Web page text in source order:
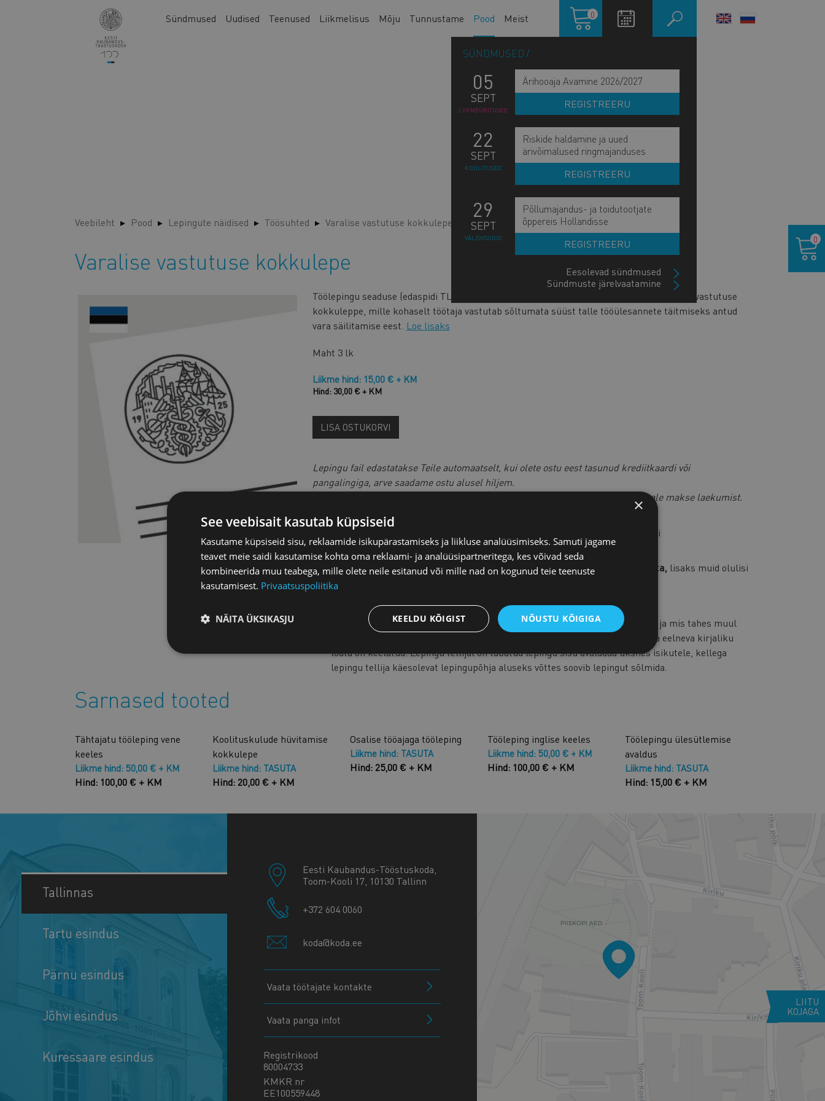
Main
Sündmused Uudised Teenused Liikmelisus Mõju Tunnustame Pood Meist
Ostukorv
0
SÜNDMUSED
05
SEPT
LIIKMEÜRITUSED
Ärihooaja Avamine 2026/2027
REGISTREERU
22
SEPT
KOOLITUSED
Riskide haldamine ja uued
ärivõimalused ringmajanduses
REGISTREERU
29
SEPT
VÄLISVISIIDID
Põllumajandus- ja toidutootjate
õppereis Hollandisse
REGISTREERU
Eesolevad sündmused
Sündmuste järelvaatamine
LANGUAGE
Veebileht Pood Lepingute näidised Töösuhted Varalise vastutuse kokkulepe
Varalise vastutuse kokkulepe
Töölepingu seaduse (edaspidi TLS) § 75 kohaselt võib tööandja sõlmida töötajaga varalise vastutuse
kokkuleppe, mille kohaselt töötaja vastutab sõltumata süüst talle tööülesannete täitmiseks antud
vara säilitamise eest. Loe lisaks
Maht 3 lk
Liikme hind: 15,00 € + KM
Hind: 30,00 € + KM
LISA OSTUKORVI
Lepingu fail edastatakse Teile automaatselt, kui olete ostu eest tasunud krediitkaardi või
pangalingiga, arve saadame ostu alusel hiljem.
siis saadame faili peale makse laekumist.
Kui soovid teha lepingus muudatusi, siis võta ühendust meie juristiga e-posti
aadressiljuristid@koda.ee
Kaubanduskoja liikmetele on aastas 1 tund juriidilist konsultatsiooni tasuta, lisaks muid olulisi
eeliseid.
Mida lepingu sõlmimisel silmas pidada?
Loe lähemalt
Tellitud lepingute ning selles sisalduva teabe reprodutseerimine, levitamine ja mis tahes muul
viisil kolmandatele isikutele üle andmine ilma Eesti Kaubandus-Tööstuskoja eelneva kirjaliku
loata on keelatud. Lepingu tellijal on lubatud lepingu sisu avaldada üksnes isikutele, kellega
lepingu tellija käesolevat lepingupõhja aluseks võttes soovib lepingut sõlmida.
Sarnased tooted
Tähtajatu tööleping vene
keeles
Liikme hind: 50,00 € + KM
Hind: 100,00 € + KM
Koolituskulude hüvitamise
kokkulepe
Liikme hind: TASUTA
Hind: 20,00 € + KM
Osalise tööajaga tööleping
Liikme hind: TASUTA
Hind: 25,00 € + KM
Tööleping inglise keeles
Liikme hind: 50,00 € + KM
Hind: 100,00 € + KM
Töölepingu ülesütlemise
avaldus
Liikme hind: TASUTA
Hind: 15,00 € + KM
0
Tallinnas
Tartu esindus
Pärnu esindus
Jõhvi esindus
Kuressaare esindus
Eesti Kaubandus-Tööstuskoda,
Toom-Kooli 17, 10130 Tallinn
+372 604 0060
koda@koda.ee
Vaata töötajate kontakte
Vaata panga infot
Registrikood
80004733
KMKR nr
EE100559448
LIITU
KOJAGA
×
See veebisait kasutab küpsiseid
Kasutame küpsiseid sisu, reklaamide isikupärastamiseks ja liikluse analüüsimiseks. Samuti jagame
teavet meie saidi kasutamise kohta oma reklaami- ja analüüsipartneritega, kes võivad seda
kombineerida muu teabega, mille olete neile esitanud või mille nad on kogunud teie teenuste
kasutamisest. Privaatsuspoliitika
NÕUSTU KÕIGIGA
KEELDU KÕIGIST
NÄITA ÜKSIKASJU